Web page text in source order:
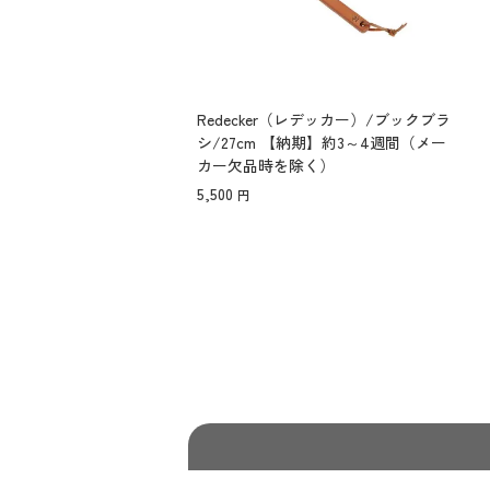
Redecker（レデッカー）/ブックブラ
シ/27cm 【納期】約3～4週間（メー
カー欠品時を除く）
5,500